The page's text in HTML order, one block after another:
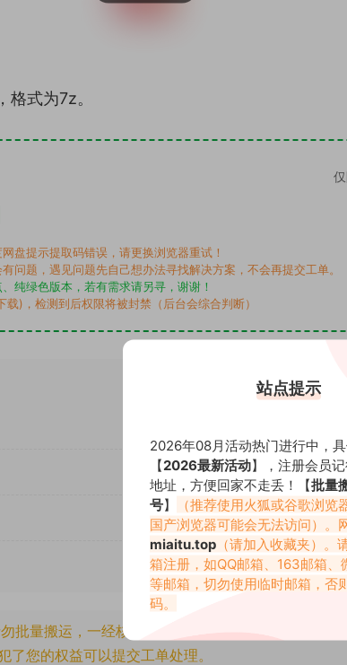
式为7z。
提示提取码错误，请更换浏览器重试！
题，遇见问题先自己想办法寻找解决方案，不会再提交工单。
纯绿色版本，若有需求请另寻，谢谢！
)，检测到后权限将被封禁（后台会综合判断）
批量搬运，一经核实将封禁账号权限！
您的权益可以提交工单处理。
站点提示
2026年08月活动热门进行中，
【2026最新活动】，注册会员
地址，方便回家不走丢！【批量
号】
（推荐使用火狐或谷歌浏览
国产浏览器可能会无法访问）。
miaitu.top （请加入收藏夹）。
箱注册，如QQ邮箱、163邮箱、
等邮箱，切勿使用临时邮箱，否
码。